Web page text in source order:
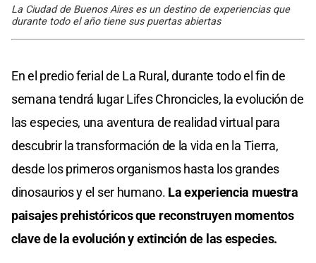
La Ciudad de Buenos Aires es un destino de experiencias que
durante todo el año tiene sus puertas abiertas
En el predio ferial de La Rural, durante todo el fin de
semana tendrá lugar Lifes Chroncicles, la evolución de
las especies, una aventura de realidad virtual para
descubrir la transformación de la vida en la Tierra,
desde los primeros organismos hasta los grandes
dinosaurios y el ser humano. La experiencia muestra
paisajes prehistóricos que reconstruyen momentos
clave de la evolución y extinción de las especies.